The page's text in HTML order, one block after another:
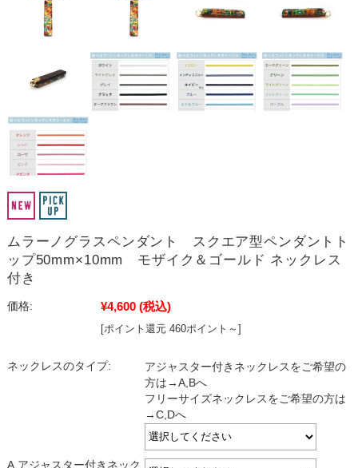
ムラーノグラスペンダント スクエア型ペンダントト
ップ50mm×10mm モザイク＆ゴールド ネックレス
付き
価格: ¥4,600 (税込)
[ポイント還元 460ポイント～]
ネックレスのタイプ:
アジャスター付きネックレスをご希望の
方は→A,Bへ
フリーサイズネックレスをご希望の方は
→C,Dへ
A.アジャスター付きネック